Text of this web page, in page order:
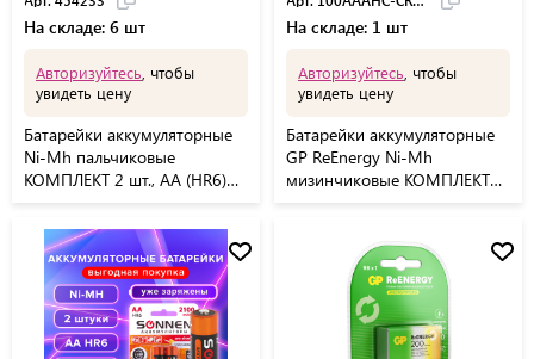
На складе: 6 шт
Авторизуйтесь , чтобы
увидеть цену
Батарейки аккумуляторные
Ni-Mh пальчиковые
КОМПЛЕКТ 2 шт., АА (HR6)
На складе: 1 шт
Авторизуйтесь , чтобы
увидеть цену
Батарейки аккумуляторные
GP ReEnergy Ni-Mh
мизинчиковые КОМПЛЕКТ